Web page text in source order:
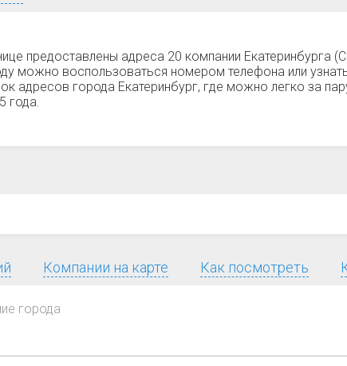
предоставлены адреса 20 компании
можно воспользоваться номером телефона или
адресов города Екатеринбург, где можно легко за
года.
Компании на карте Как посмотреть
города